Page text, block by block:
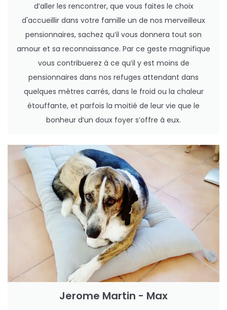
d’aller les rencontrer, que vous faites le choix
d'accueillir dans votre famille un de nos merveilleux
pensionnaires, sachez qu’il vous donnera tout son
amour et sa reconnaissance. Par ce geste magnifique
vous contribuerez à ce qu’il y est moins de
pensionnaires dans nos refuges attendant dans
quelques mètres carrés, dans le froid ou la chaleur
étouffante, et parfois la moitié de leur vie que le
bonheur d’un doux foyer s’offre à eux.
Jerome Martin - Max